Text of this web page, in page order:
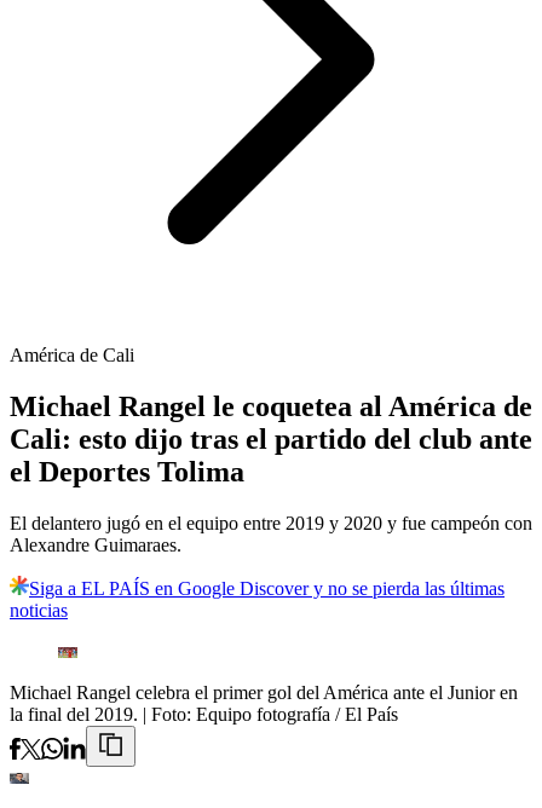
América de Cali
Michael Rangel le coquetea al América de
Cali: esto dijo tras el partido del club ante
el Deportes Tolima
El delantero jugó en el equipo entre 2019 y 2020 y fue campeón con
Alexandre Guimaraes.
Siga a EL PAÍS en Google Discover y no se pierda las últimas
noticias
Michael Rangel celebra el primer gol del América ante el Junior en
la final del 2019. | Foto: Equipo fotografía / El País